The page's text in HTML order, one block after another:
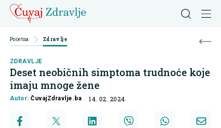
Početna Zdravlje
ZDRAVLJE
Deset neobičnih simptoma trudnoće koje
imaju mnoge žene
Autor:ČuvajZdravlje.ba 14. 02. 2024.